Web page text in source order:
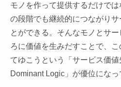
モノを作って提供するだけで
の段階でも継続的につながり
とができる。そんなモノとサ
ろに価値を生みだすことで、
てゆこうという「サービス価
Dominant Logic」が優位になっ